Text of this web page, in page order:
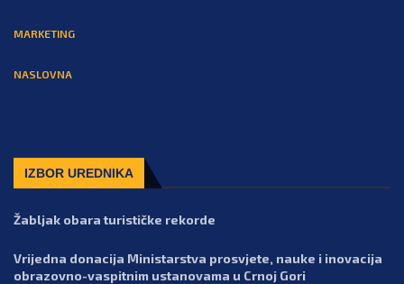
MARKETING
NASLOVNA
IZBOR UREDNIKA
Žabljak obara turističke rekorde
Vrijedna donacija Ministarstva prosvjete, nauke i inovacija
obrazovno-vaspitnim ustanovama u Crnoj Gori